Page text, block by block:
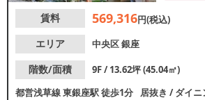
期待でき
賃料 569,316円(税込)
エリア
中央区銀座
階数/面積
9F / 13.62坪 (45.04㎡)
都営浅草線東銀座駅徒歩1分 居抜き /ダイ